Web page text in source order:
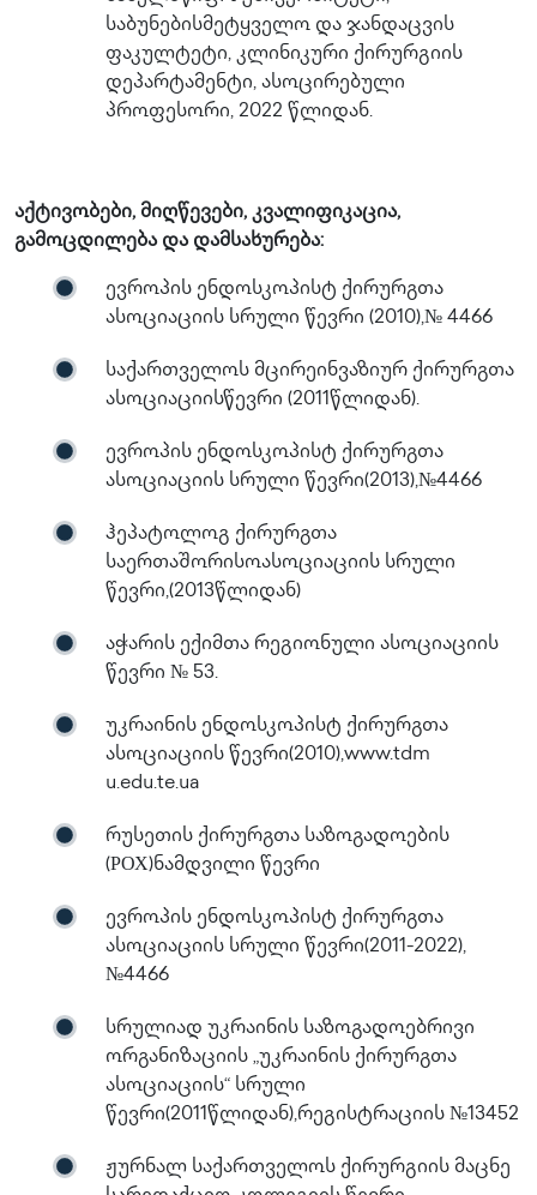
საბუნებისმეტყველო და ჯანდაცვის
ფაკულტეტი, კლინიკური ქირურგიის
დეპარტამენტი, ასოცირებული
პროფესორი, 2022 წლიდან.
აქტივობები, მიღწევები, კვალიფიკაცია,
გამოცდილება და დამსახურება:
ევროპის ენდოსკოპისტ ქირურგთა
ასოციაციის სრული წევრი (2010),№ 4466
საქართველოს მცირეინვაზიურ ქირურგთა
ასოციაციისწევრი (2011წლიდან).
ევროპის ენდოსკოპისტ ქირურგთა
ასოციაციის სრული წევრი(2013),№4466
ჰეპატოლოგ ქირურგთა
საერთაშორისოასოციაციის სრული
წევრი,(2013წლიდან)
აჭარის ექიმთა რეგიონული ასოციაციის
წევრი № 53.
უკრაინის ენდოსკოპისტ ქირურგთა
ასოციაციის წევრი(2010),www.tdm
u.edu.te.ua
რუსეთის ქირურგთა საზოგადოების
(РОХ)ნამდვილი წევრი
ევროპის ენდოსკოპისტ ქირურგთა
ასოციაციის სრული წევრი(2011-2022),
№4466
სრულიად უკრაინის საზოგადოებრივი
ორგანიზაციის „უკრაინის ქირურგთა
ასოციაციის“ სრული
წევრი(2011წლიდან),რეგისტრაციის №13452
ჟურნალ საქართველოს ქირურგიის მაცნე